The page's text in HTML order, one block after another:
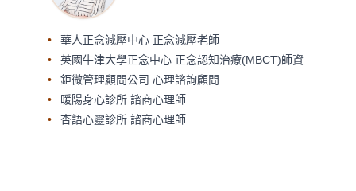
華人正念減壓中心 正念減壓老師
英國牛津大學正念中心 正念認知治療(MBCT)師資
鉅微管理顧問公司 心理諮詢顧問
暖陽身心診所 諮商心理師
杏語心靈診所 諮商心理師